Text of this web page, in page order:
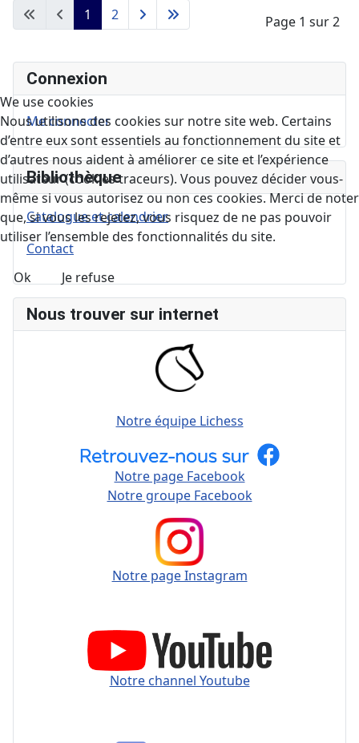
Page 1 sur 2
1 2
Connexion
Me connecter
Bibliothèque
Catalogue et calendrier
Contact
Nous trouver sur internet
Notre équipe Lichess
Notre page Facebook
Notre groupe Facebook
Notre page Instagram
Notre channel Youtube
We use cookies
Nous utilisons des cookies sur notre site web. Certains
d’entre eux sont essentiels au fonctionnement du site et
d’autres nous aident à améliorer ce site et l’expérience
utilisateur (cookies traceurs). Vous pouvez décider vous-
même si vous autorisez ou non ces cookies. Merci de noter
que, si vous les rejetez, vous risquez de ne pas pouvoir
utiliser l’ensemble des fonctionnalités du site.
Ok Je refuse